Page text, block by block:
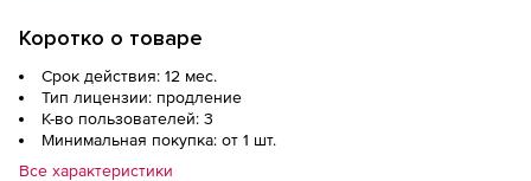
Коротко о товаре
Срок действия: 12 мес.
Тип лицензии: продление
К-во пользователей: 3
Минимальная покупка: от 1 шт.
Все характеристики